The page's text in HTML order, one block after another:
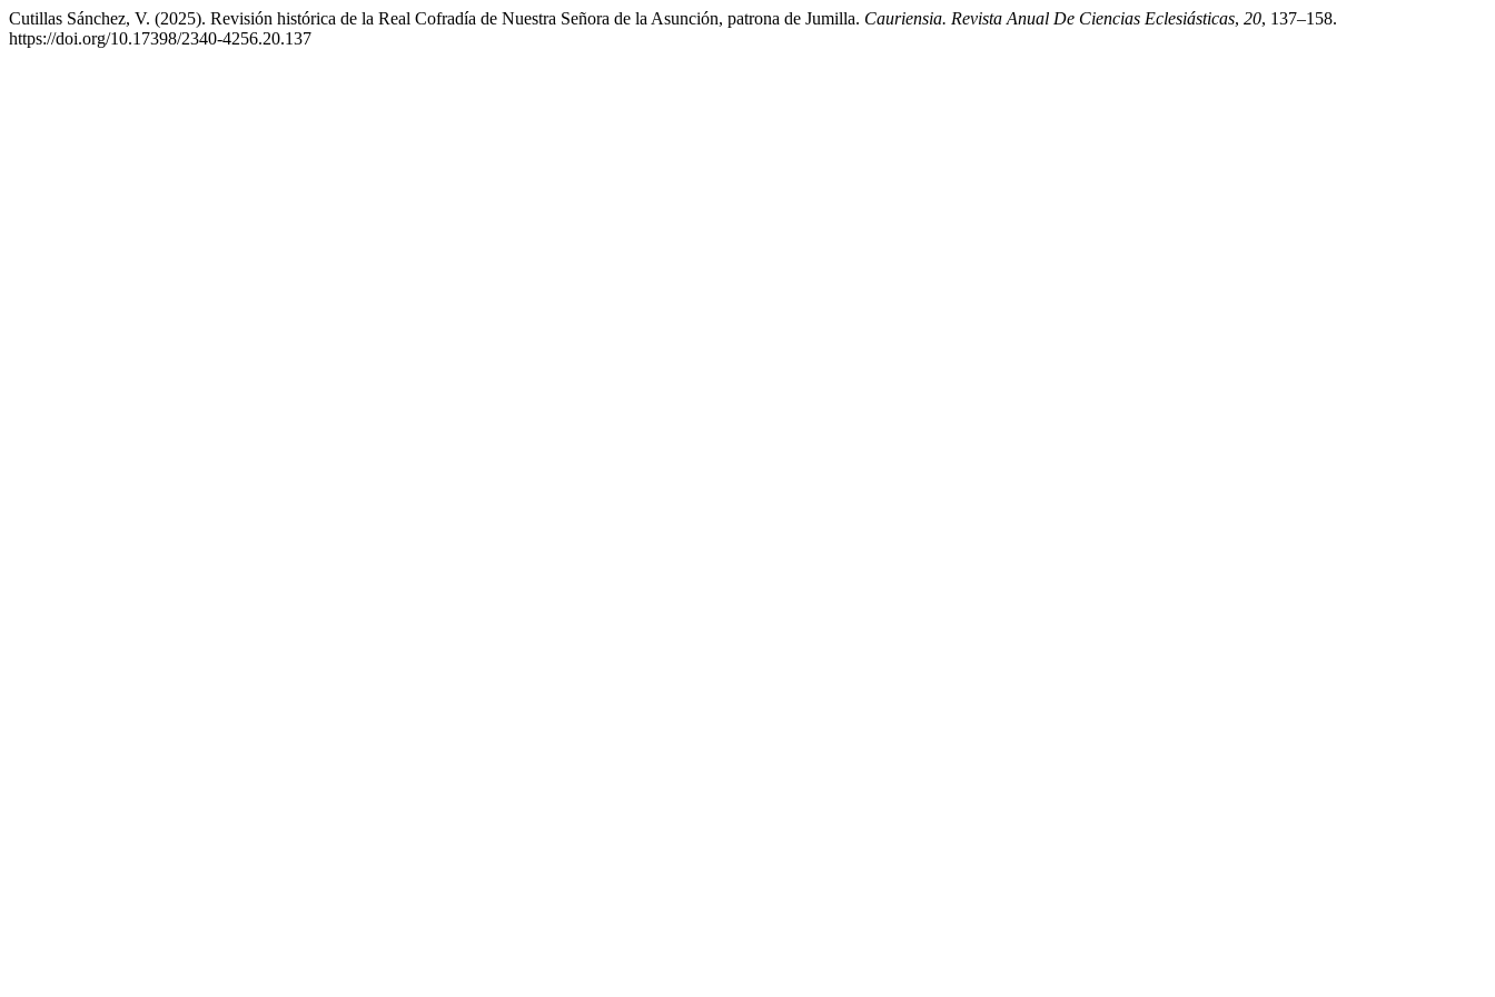
Cutillas Sánchez, V. (2025). Revisión histórica de la Real Cofradía de Nuestra Señora de la Asunción, patrona de Jumilla. Cauriensia. Revista Anual De Ciencias Eclesiásticas, 20, 137–158.
https://doi.org/10.17398/2340-4256.20.137